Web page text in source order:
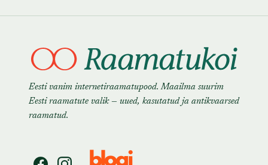
Eesti vanim internetiraamatupood. Maailma suurim
Eesti raamatute valik — uued, kasutatud ja antikvaarsed
raamatud.